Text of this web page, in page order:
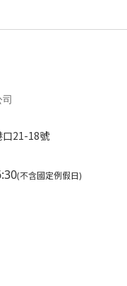
口21-18號
(不含國定例假日)